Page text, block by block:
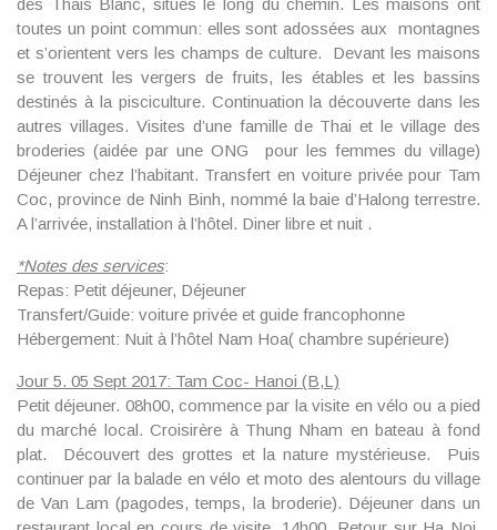
des Thais Blanc, situés le long du chemin. Les maisons ont
toutes un point commun: elles sont adossées aux montagnes
et s’orientent vers les champs de culture. Devant les maisons
se trouvent les vergers de fruits, les étables et les bassins
destinés à la pisciculture. Continuation la découverte dans les
autres villages. Visites d’une famille de Thai et le village des
broderies (aidée par une ONG pour les femmes du village)
Déjeuner chez l’habitant. Transfert en voiture privée pour Tam
Coc, province de Ninh Binh, nommé la baie d’Halong terrestre.
A l’arrivée, installation à l’hôtel. Diner libre et nuit .
*Notes des services:
Repas: Petit déjeuner, Déjeuner
Transfert/Guide: voiture privée et guide francophonne
Hébergement: Nuit à l’hôtel Nam Hoa( chambre supérieure)
Jour 5. 05 Sept 2017: Tam Coc- Hanoi (B,L)
Petit déjeuner. 08h00, commence par la visite en vélo ou a pied
du marché local. Croisirère à Thung Nham en bateau à fond
plat. Découvert des grottes et la nature mystérieuse. Puis
continuer par la balade en vélo et moto des alentours du village
de Van Lam (pagodes, temps, la broderie). Déjeuner dans un